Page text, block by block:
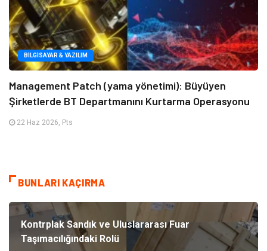
BILGISAYAR & YAZILIM
Management Patch (yama yönetimi): Büyüyen
Şirketlerde BT Departmanını Kurtarma Operasyonu
22 Haz 2026, Pts
BUNLARI KAÇIRMA
Kontrplak Sandık ve Uluslararası Fuar
Taşımacılığındaki Rolü